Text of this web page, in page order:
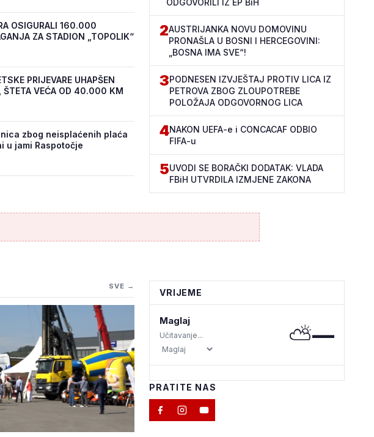
OSIGURALI 160.000
ZA STADION „TOPOLIK“
PRIJEVARE UHAPŠEN
ŠTETA VEĆA OD 40.000 KM
zbog neisplaćenih plaća
u jami Raspotočje
ODGOVORILI IZ EP BiH
2AUSTRIJANKA NOVU DOMOVINU
PRONAŠLA U BOSNI I HERCEGOVINI:
„BOSNA IMA SVE“!
3PODNESEN IZVJEŠTAJ PROTIV LICA IZ
PETROVA ZBOG ZLOUPOTREBE
POLOŽAJA ODGOVORNOG LICA
4NAKON UEFA-e i CONCACAF ODBIO
FIFA-u
5UVODI SE BORAČKI DODATAK: VLADA
FBiH UTVRDILA IZMJENE ZAKONA
SVE →
VRIJEME
Maglaj
Učitavanje... ⛅—
PRATITE NAS